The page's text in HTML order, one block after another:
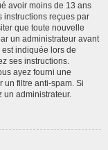
avoir moins de 13 ans
instructions reçues par
que toute nouvelle
un administrateur avant
indiquée lors de
ses instructions.
ayez fourni une
un filtre anti-spam. Si
un administrateur.